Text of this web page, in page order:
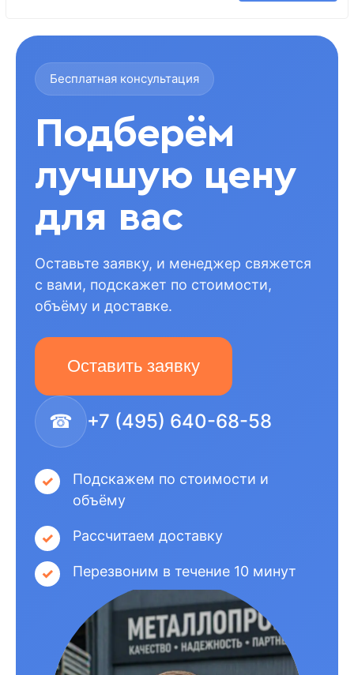
Бесплатная консультация
Подберём
лучшую цену
для вас
Оставьте заявку, и менеджер свяжется
с вами, подскажет по стоимости,
объёму и доставке.
Оставить заявку
☎ +7 (495) 640-68-58
Подскажем по стоимости и
объёму
Рассчитаем доставку
Перезвоним в течение 10 минут